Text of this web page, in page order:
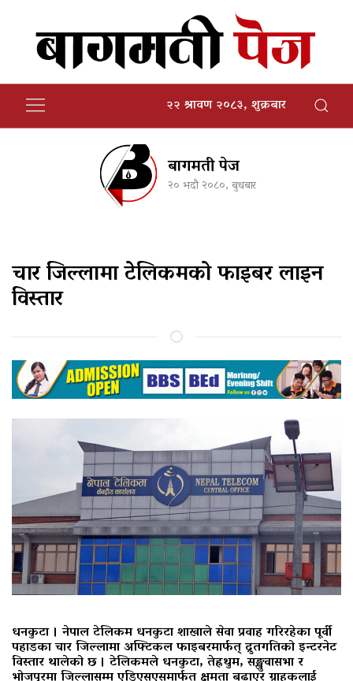
२२ श्रावण २०८३, शुक्रबार
बागमती पेज
२० भदौ २०८०, बुधबार
चार जिल्लामा टेलिकमको फाइबर लाइन
विस्तार
धनकुटा । नेपाल टेलिकम धनकुटा शाखाले सेवा प्रवाह गरिरहेका पूर्वी
पहाडका चार जिल्लामा अफ्टिकल फाइबरमार्फत् द्रुतगतिको इन्टरनेट
विस्तार थालेको छ । टेलिकमले धनकुटा, तेह्रथुम, सङ्खुवासभा र